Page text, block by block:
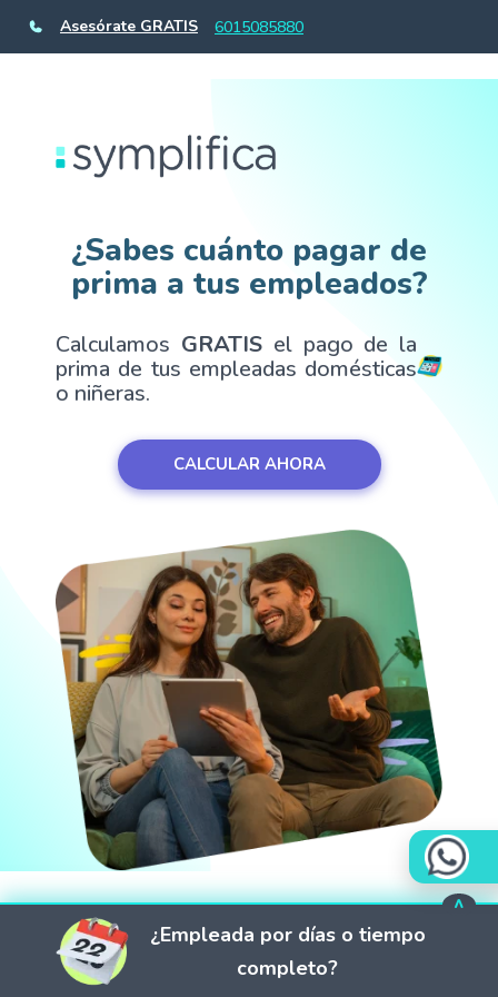
¿Sabes cuánto pagar de
prima a tus empleados?
Calculamos GRATISel pago de la
prima de tus empleadas domésticas
o niñeras.
CALCULAR AHORA
¿Empleada por días o tiempo
completo?
Asesórate GRATIS 6015085880